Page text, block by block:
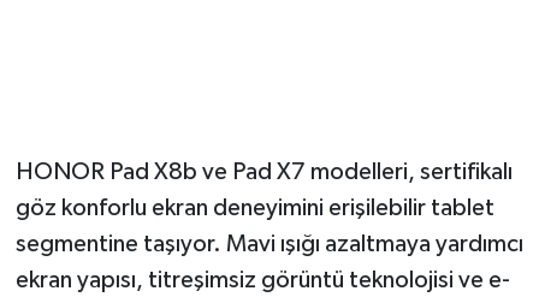
HONOR Pad X8b ve Pad X7 modelleri, sertifikalı
göz konforlu ekran deneyimini erişilebilir tablet
segmentine taşıyor. Mavi ışığı azaltmaya yardımcı
ekran yapısı, titreşimsiz görüntü teknolojisi ve e-